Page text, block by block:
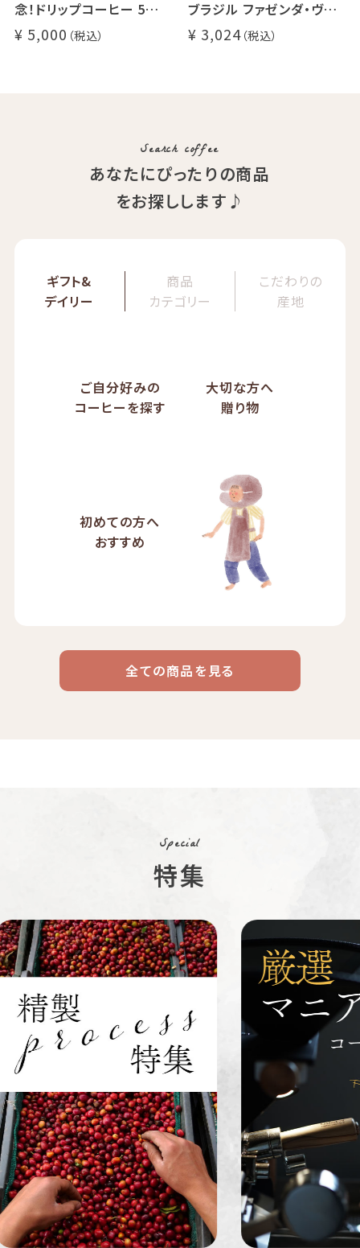
念！ドリップコーヒー 5種
50杯セット
アニバーサリーブレンド（コ
5,000
ブラジル ファゼンダ・ヴァ
レ・ド・クリスタル（100g /
200g / 1kg）
3,024
Search coffee
あなたにぴったりの商品
をお探しします♪
ギフト&
デイリー
商品
カテゴリー
こだわりの
産地
ご自分好みの
コーヒーを探す
大切な方へ
贈り物
初めての方へ
おすすめ
コーヒー
リキッド
コーヒー
豆・粉
すてきな道
具
生活雑貨 福袋
業務用 定期便
ケニア
ブラジル
インドネシ
ホンジュラ
ス
ミャンマー ルワンダ
全ての商品を見る
Special
特集